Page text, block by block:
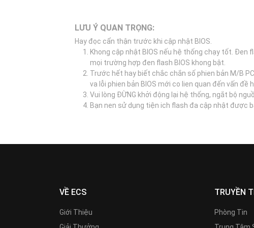
LƯU Ý QUAN TRỌNG:
Hay đọc cẩn thận trước khi cập nhật BIOS.
Khong cập nhật BIOS nếu hệ thống chạy tốt. Đen
mọi trường hợp đen flash BIOS khong bật.
Trước hết hay biết chắc chắn số phien bản M/B
va lỗi phien bản BIOS mới co lien quan đến vấn đề
Vui lòng ĐỪNG khởi động lại hệ thống, ngắt bộ
Bạn nen sử dụng tiện ich flash đa cập nhật được
VỀ ECS
Giới Thiệu
TRUYỀN
Phòng Tin